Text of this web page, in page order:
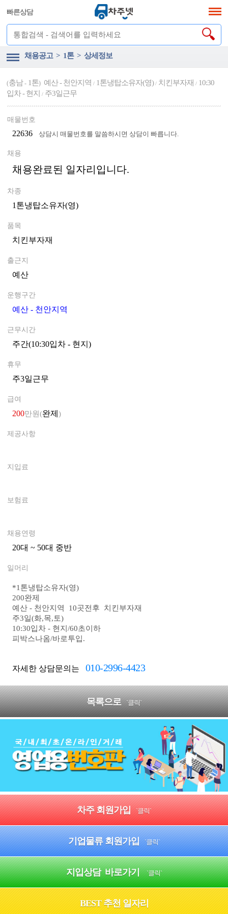
빠른상담
채용공고 > 1톤 > 상세정보
(충남- 1톤) 예산 - 천안지역/ 1톤냉탑소유자(영)/ 치킨부자재/ 10:30
입차 - 현지/ 주3일근무
매물번호
22636 상담시 매물번호를 말씀하시면 상담이 빠릅니다.
채용
채용완료된 일자리입니다.
차종
1톤냉탑소유자(영)
품목
치킨부자재
출근지
예산0
운행구간
예산 - 천안지역
근무시간
주간(10:30입차 - 현지)0
휴무
주3일근무
급여
200만원(완제 )
제공사항
지입료
보험료
채용연령
20대 ~ 50대 중반0
일머리
*1톤냉탑소유자(영)
200완제
예산 - 천안지역 10곳전후 치킨부자재
주3일(화,목,토)
10:30입차 - 현지/60초이하
피박스나옴/바로투입.
자세한 상담문의는 010-2996-4423
목록으로 `클릭`
차주 회원가입 `클릭`
기업물류 회원가입 `클릭`
지입상담 바로가기 `클릭`
BEST 추천 일자리